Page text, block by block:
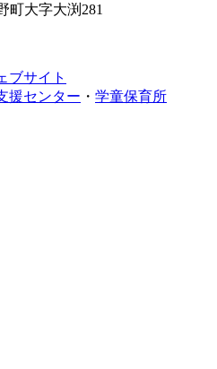
町大字大渕281
ブサイト
援センター ・ 学童保育所